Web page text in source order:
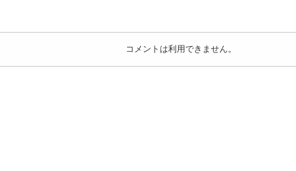
コメントは利用できません。